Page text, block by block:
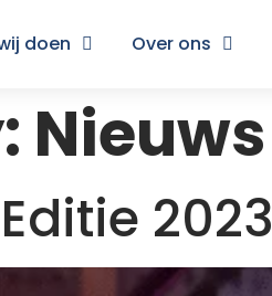
doen Over ons
Nieuws
2023